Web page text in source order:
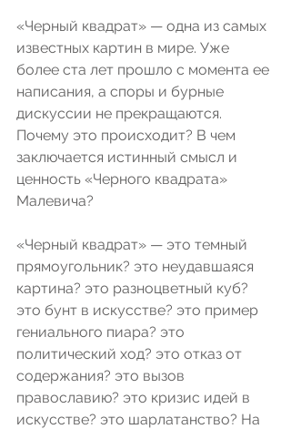
«Черный квадрат» — одна из самых
известных картин в мире. Уже
более ста лет прошло с момента ее
написания, а споры и бурные
дискуссии не прекращаются.
Почему это происходит? В чем
заключается истинный смысл и
ценность «Черного квадрата»
Малевича?
«Черный квадрат» — это темный
прямоугольник? это неудавшаяся
картина? это разноцветный куб?
это бунт в искусстве? это пример
гениального пиара? это
политический ход? это отказ от
содержания? это вызов
православию? это кризис идей в
искусстве? это шарлатанство? На